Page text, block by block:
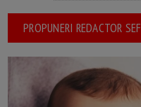
PROPUNERI REDACTOR SEF